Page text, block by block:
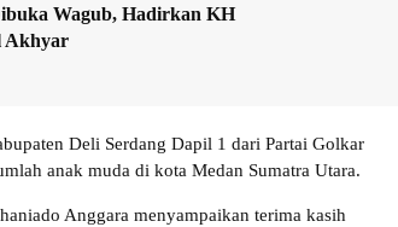
Wagub, Hadirkan KH
Akhyar
Deli Serdang Dapil 1 dari Partai Golkar
anak muda di kota Medan Sumatra Utara.
Anggara menyampaikan terima kasih